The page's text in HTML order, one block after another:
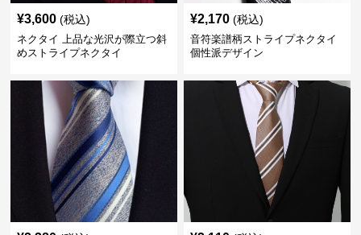
¥3,600 (税込)
ネクタイ 上品な光沢が際立つ斜
めストライプネクタイ
¥2,170 (税込)
音符楽譜柄ストライプネクタイ
個性派デザイン